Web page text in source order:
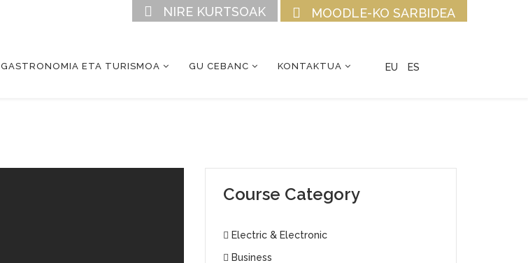
MOODLE-KO SARBIDEA
NIRE KURTSOAK
GASTRONOMIA ETA TURISMOA GU CEBANC KONTAKTUA EU ES
Course Category
Electric & Electronic
Business